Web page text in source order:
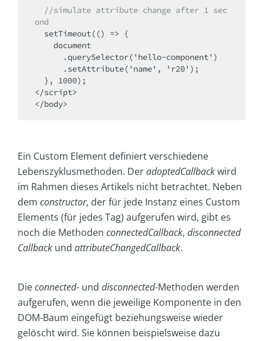
//simulate attribute change after 1 sec
ond
</script>
</body>
Ein Custom Element definiert verschiedene
Lebenszyklusmethoden. DeradoptedCallbackwird
im Rahmen dieses Artikels nicht betrachtet. Neben
dem constructor, der für jede Instanz eines Custom
Elements (für jedes Tag) aufgerufen wird, gibt es
noch die Methoden connectedCallback, disconnected
Callback und attributeChangedCallback.
Dieconnected- und disconnected-Methoden werden
aufgerufen, wenn die jeweilige Komponente in den
DOM-Baum eingefügt beziehungsweise wieder
gelöscht wird. Sie können beispielsweise dazu